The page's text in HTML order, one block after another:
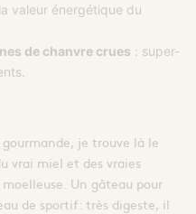
valeur énergétique du
de chanvre crues : super-
je trouve là le
vrai miel et des vraies
Un gâteau pour
de sportif: très digeste, il